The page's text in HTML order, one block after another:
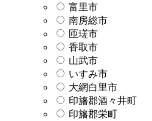
富里市
南房総市
匝瑳市
香取市
山武市
いすみ市
大網白里市
印旛郡酒々井町
印旛郡栄町